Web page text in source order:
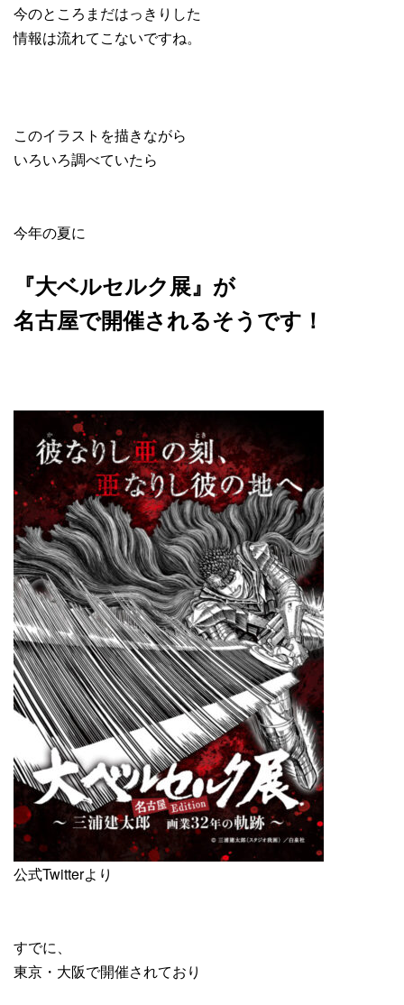
今のところまだはっきりした
情報は流れてこないですね。
このイラストを描きながら
いろいろ調べていたら
今年の夏に
『大ベルセルク展』が
名古屋で開催されるそうです！
公式Twitterより
すでに、
東京・大阪で開催されており